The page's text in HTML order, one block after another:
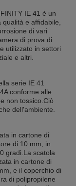
IE 41 è un
e affidabile,
di vari
di prova di
utilizzato in settori
e altri.
serie IE 41
conforme alle
non tossico.Ciò
dell'ambiente.
in cartone di
di 10 mm, in
gradi.La scatola
in cartone di
e il coperchio di
di polipropilene